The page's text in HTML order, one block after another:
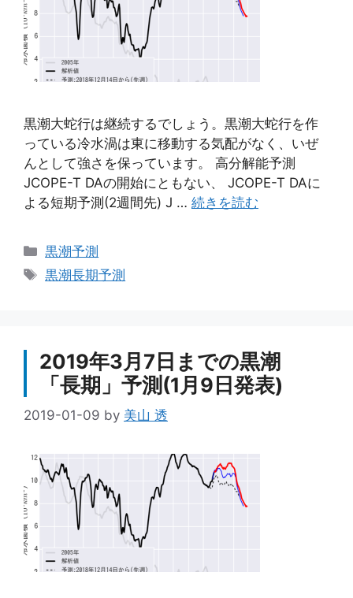
黒潮大蛇行は継続するでしょう。黒潮大蛇行を作
っている冷水渦は東に移動する気配がなく、いぜ
んとして強さを保っています。 高分解能予測
JCOPE-T DAの開始にともない、 JCOPE-T DAに
よる短期予測(2週間先) J … 続きを読む
カ
テ
ゴ
黒潮予測
タ
黒潮長期予測
2019年3月7日までの黒潮
「長期」予測(1月9日発表)
2019-01-09 by 美山 透